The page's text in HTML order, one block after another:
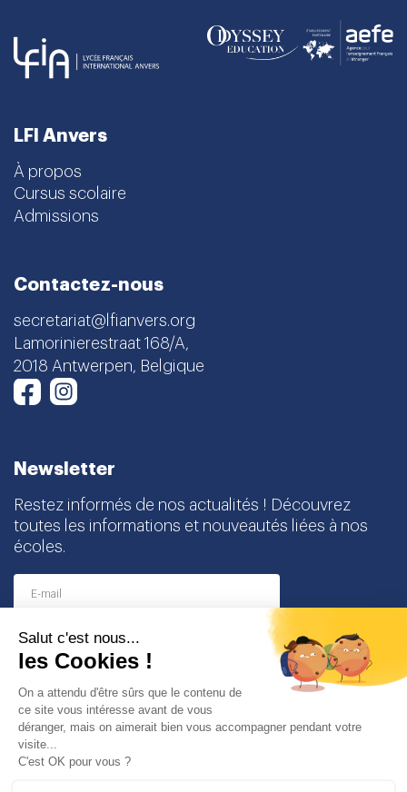
LFI Anvers
À propos
Cursus scolaire
Admissions
Contactez-nous
secretariat@lfianvers.org
Lamorinierestraat 168/A,
2018 Antwerpen, Belgique
Facebook
Instagram
Newsletter
Restez informés de nos actualités ! Découvrez
toutes les informations et nouveautés liées à nos
écoles.
I agree to receive this newsletter and I understand
that I can easily unsubscribe at any time